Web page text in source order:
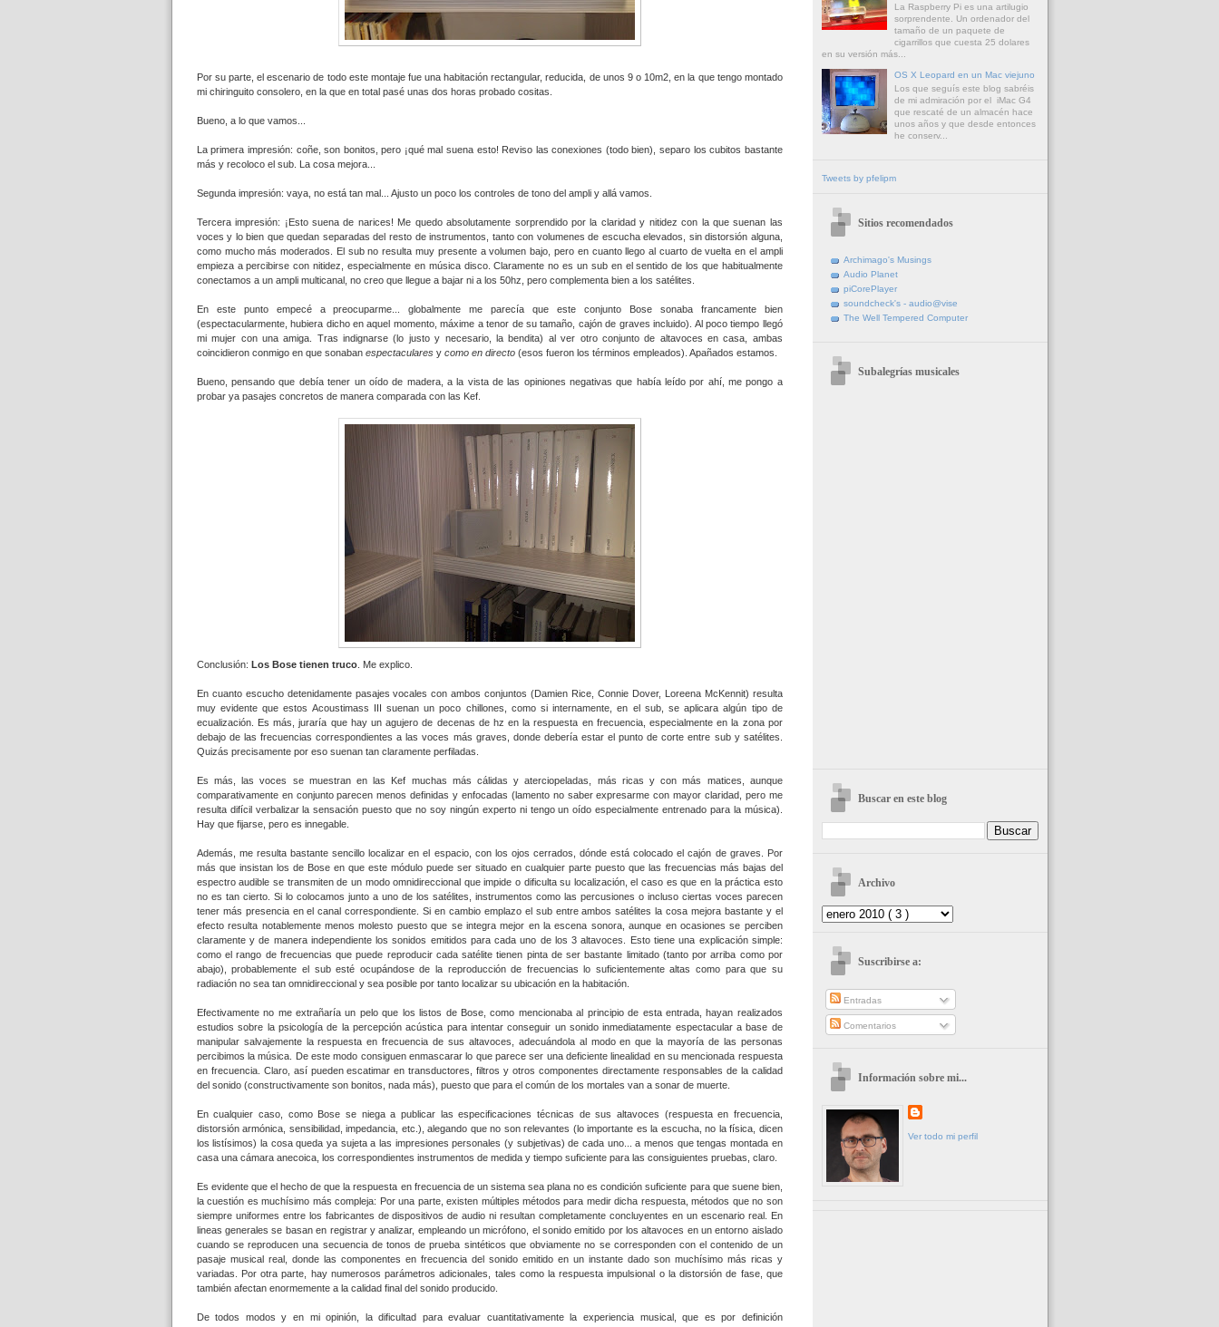
Por su parte, el escenario de todo este montaje fue una habitación rectangular, reducida, de unos 9 o 10m2, en la que tengo montado
mi chiringuito consolero, en la que en total pasé unas dos horas probado cositas.
Bueno, a lo que vamos...
La primera impresión: coñe, son bonitos, pero ¡qué mal suena esto! Reviso las conexiones (todo bien), separo los cubitos bastante
más y recoloco el sub. La cosa mejora...
Segunda impresión: vaya, no está tan mal... Ajusto un poco los controles de tono del ampli y allá vamos.
Tercera impresión: ¡Esto suena de narices! Me quedo absolutamente sorprendido por la claridad y nitidez con la que suenan las
voces y lo bien que quedan separadas del resto de instrumentos, tanto con volumenes de escucha elevados, sin distorsión alguna,
como mucho más moderados. El sub no resulta muy presente a volumen bajo, pero en cuanto llego al cuarto de vuelta en el ampli
empieza a percibirse con nitidez, especialmente en música disco. Claramente no es un sub en el sentido de los que habitualmente
conectamos a un ampli multicanal, no creo que llegue a bajar ni a los 50hz, pero complementa bien a los satélites.
En este punto empecé a preocuparme... globalmente me parecía que este conjunto Bose sonaba francamente bien
(espectacularmente, hubiera dicho en aquel momento, máxime a tenor de su tamaño, cajón de graves incluido). Al poco tiempo llegó
mi mujer con una amiga. Tras indignarse (lo justo y necesario, la bendita) al ver otro conjunto de altavoces en casa, ambas
coincidieron conmigo en que sonaban espectaculares y como en directo(esos fueron los términos empleados). Apañados estamos.
Bueno, pensando que debía tener un oído de madera, a la vista de las opiniones negativas que había leído por ahí, me pongo a
probar ya pasajes concretos de manera comparada con las Kef.
Conclusión: Los Bose tienen truco. Me explico.
En cuanto escucho detenidamente pasajes vocales con ambos conjuntos (Damien Rice, Connie Dover, Loreena McKennit) resulta
muy evidente que estos Acoustimass III suenan un poco chillones, como si internamente, en el sub, se aplicara algún tipo de
ecualización. Es más, juraría que hay un agujero de decenas de hz en la respuesta en frecuencia, especialmente en la zona por
debajo de las frecuencias correspondientes a las voces más graves, donde debería estar el punto de corte entre sub y satélites.
Quizás precisamente por eso suenan tan claramente perfiladas.
Es más, las voces se muestran en las Kef muchas más cálidas y aterciopeladas, más ricas y con más matices, aunque
comparativamente en conjunto parecen menos definidas y enfocadas (lamento no saber expresarme con mayor claridad, pero me
resulta difícil verbalizar la sensación puesto que no soy ningún experto ni tengo un oído especialmente entrenado para la música).
Hay que fijarse, pero es innegable.
Además, me resulta bastante sencillo localizar en el espacio, con los ojos cerrados, dónde está colocado el cajón de graves. Por
más que insistan los de Bose en que este módulo puede ser situado en cualquier parte puesto que las frecuencias más bajas del
espectro audible se transmiten de un modo omnidireccional que impide o dificulta su localización, el caso es que en la práctica esto
no es tan cierto. Si lo colocamos junto a uno de los satélites, instrumentos como las percusiones o incluso ciertas voces parecen
tener más presencia en el canal correspondiente. Si en cambio emplazo el sub entre ambos satélites la cosa mejora bastante y el
efecto resulta notablemente menos molesto puesto que se integra mejor en la escena sonora, aunque en ocasiones se perciben
claramente y de manera independiente los sonidos emitidos para cada uno de los 3 altavoces. Esto tiene una explicación simple:
como el rango de frecuencias que puede reproducir cada satélite tienen pinta de ser bastante limitado (tanto por arriba como por
abajo), probablemente el sub esté ocupándose de la reproducción de frecuencias lo suficientemente altas como para que su
radiación no sea tan omnidireccional y sea posible por tanto localizar su ubicación en la habitación.
Efectivamente no me extrañaría un pelo que los listos de Bose, como mencionaba al principio de esta entrada, hayan realizados
estudios sobre la psicología de la percepción acústica para intentar conseguir un sonido inmediatamente espectacular a base de
manipular salvajemente la respuesta en frecuencia de sus altavoces, adecuándola al modo en que la mayoría de las personas
percibimos la música. De este modo consiguen enmascarar lo que parece ser una deficiente linealidad en su mencionada respuesta
en frecuencia. Claro, así pueden escatimar en transductores, filtros y otros componentes directamente responsables de la calidad
del sonido (constructivamente son bonitos, nada más), puesto que para el común de los mortales van a sonar de muerte.
En cualquier caso, como Bose se niega a publicar las especificaciones técnicas de sus altavoces (respuesta en frecuencia,
distorsión armónica, sensibilidad, impedancia, etc.), alegando que no son relevantes (lo importante es la escucha, no la física, dicen
los listísimos) la cosa queda ya sujeta a las impresiones personales (y subjetivas) de cada uno... a menos que tengas montada en
casa una cámara anecoica, los correspondientes instrumentos de medida y tiempo suficiente para las consiguientes pruebas, claro.
Es evidente que el hecho de que la respuesta en frecuencia de un sistema sea plana no es condición suficiente para que suene bien,
la cuestión es muchísimo más compleja: Por una parte, existen múltiples métodos para medir dicha respuesta, métodos que no son
siempre uniformes entre los fabricantes de dispositivos de audio ni resultan completamente concluyentes en un escenario real. En
lineas generales se basan en registrar y analizar, empleando un micrófono, el sonido emitido por los altavoces en un entorno aislado
cuando se reproducen una secuencia de tonos de prueba sintéticos que obviamente no se corresponden con el contenido de un
pasaje musical real, donde las componentes en frecuencia del sonido emitido en un instante dado son muchísimo más ricas y
variadas. Por otra parte, hay numerosos parámetros adicionales, tales como la respuesta impulsional o la distorsión de fase, que
también afectan enormemente a la calidad final del sonido producido.
De todos modos y en mi opinión, la dificultad para evaluar cuantitativamente la experiencia musical, que es por definición
La Raspberry Pi es una artilugio
sorprendente. Un ordenador del
tamaño de un paquete de
cigarrillos que cuesta 25 dolares
en su versión más...
OS X Leopard en un Mac viejuno
Los que seguís este blog sabréis
de mi admiración por el iMac G4
que rescaté de un almacén hace
unos años y que desde entonces
he conserv...
Tweets by pfelipm
Sitios recomendados
Archimago's Musings
Audio Planet
piCorePlayer
soundcheck's - audio@vise
The Well Tempered Computer
Subalegrías musicales
Buscar en este blog
Archivo
Suscribirse a:
Entradas
Comentarios
Información sobre mi...
Ver todo mi perfil